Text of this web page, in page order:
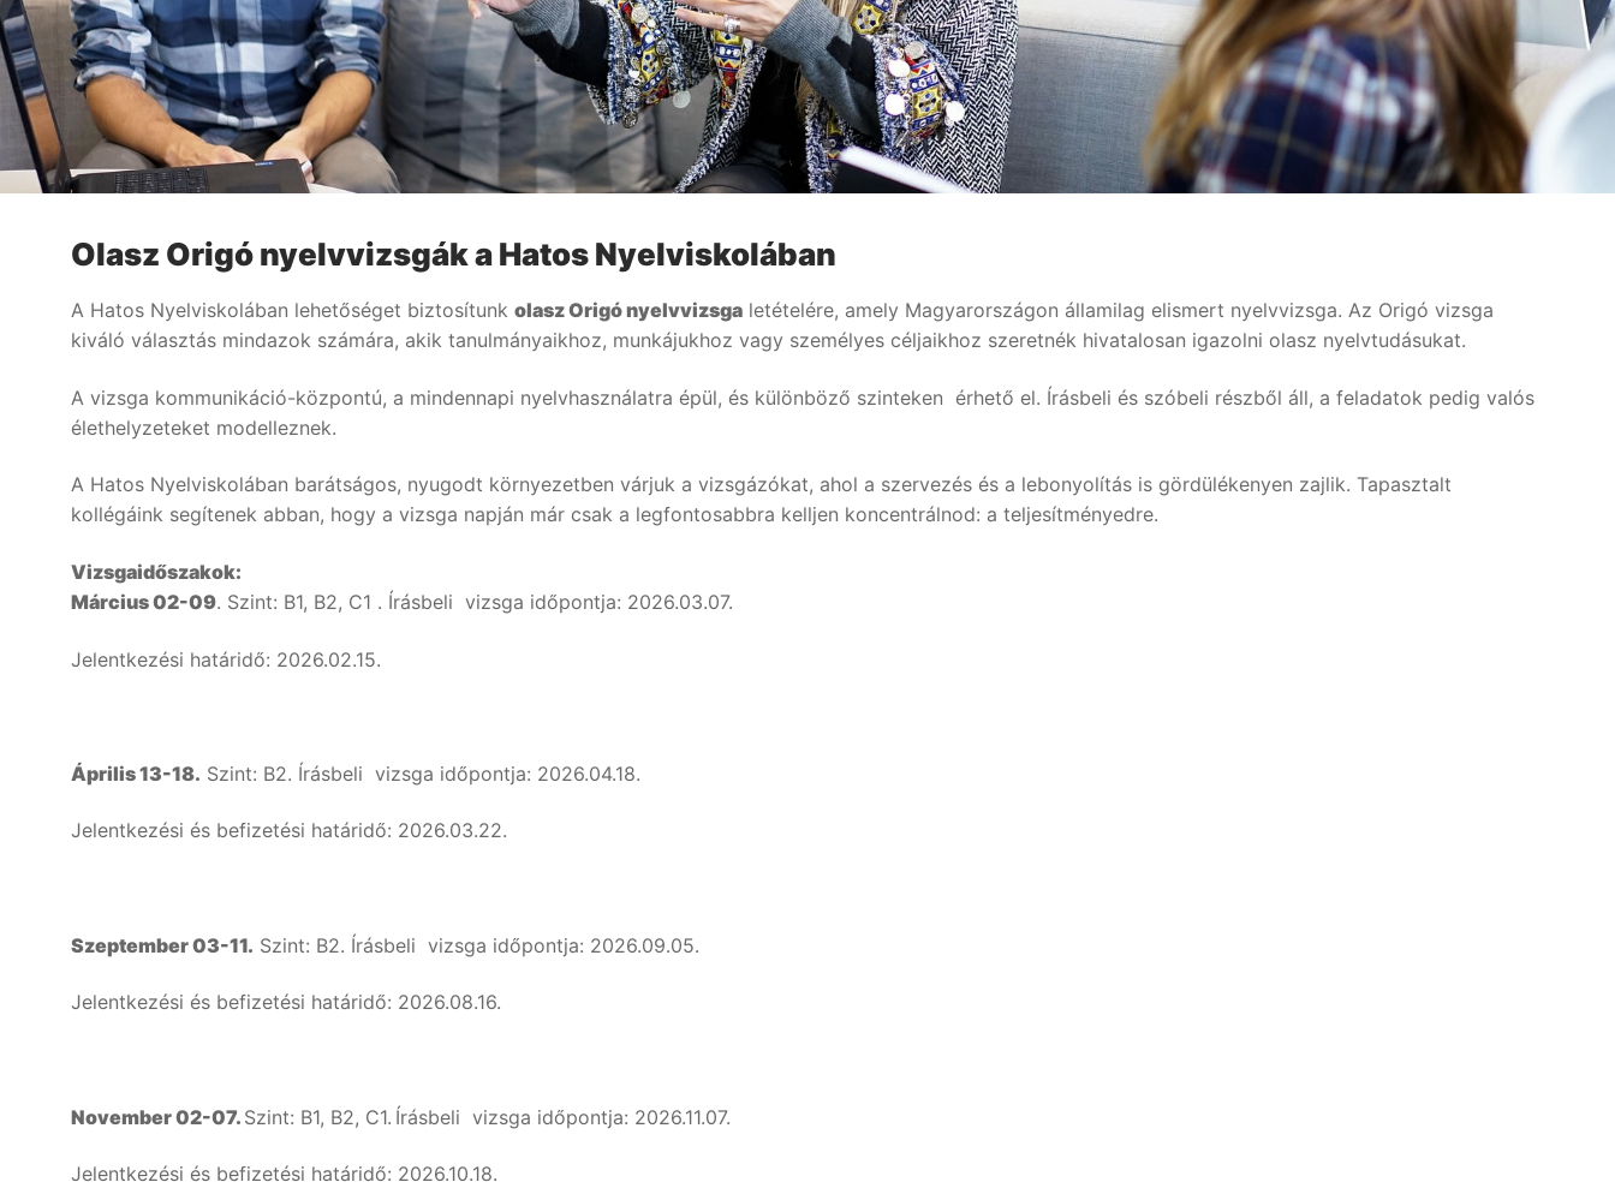
Magyar
English
Aktuális
Nyári intenzív kurzus
Nyelvtanfolyamok
Lakossági nyelvtanfolyamok
Online nyelvi képzés
Szaknyelvi nyelvtanfolyamok
Gyermektanfolyamok
Újlatin és orosz nyelv
Nyelvvizsgák
Rólunk
Kapcsolat
Fordítás, tolmácsolás
Blog
Keresése:
Olasz Origó nyelvvizsgák a Hatos Nyelviskolában
A Hatos Nyelviskolában lehetőséget biztosítunk olasz Origó nyelvvizsga letételére, amely Magyarországon államilag elismert nyelvvizsga. Az Origó vizsga
kiváló választás mindazok számára, akik tanulmányaikhoz, munkájukhoz vagy személyes céljaikhoz szeretnék hivatalosan igazolni olasz nyelvtudásukat.
A vizsga kommunikáció-központú, a mindennapi nyelvhasználatra épül, és különböző szinteken érhető el. Írásbeli és szóbeli részből áll, a feladatok pedig valós
élethelyzeteket modelleznek.
A Hatos Nyelviskolában barátságos, nyugodt környezetben várjuk a vizsgázókat, ahol a szervezés és a lebonyolítás is gördülékenyen zajlik. Tapasztalt
kollégáink segítenek abban, hogy a vizsga napján már csak a legfontosabbra kelljen koncentrálnod: a teljesítményedre.
Vizsgaidőszakok:
Március 02-09. Szint: B1, B2, C1 . Írásbeli vizsga időpontja: 2026.03.07.
Jelentkezési határidő: 2026.02.15.
Április 13-18. Szint: B2. Írásbeli vizsga időpontja: 2026.04.18.
Jelentkezési és befizetési határidő: 2026.03.22.
Szeptember 03-11. Szint: B2. Írásbeli vizsga időpontja: 2026.09.05.
Jelentkezési és befizetési határidő: 2026.08.16.
November 02-07. Szint: B1, B2, C1. Írásbeli vizsga időpontja: 2026.11.07.
Jelentkezési és befizetési határidő: 2026.10.18.